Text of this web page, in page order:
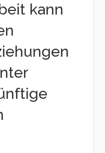
kann